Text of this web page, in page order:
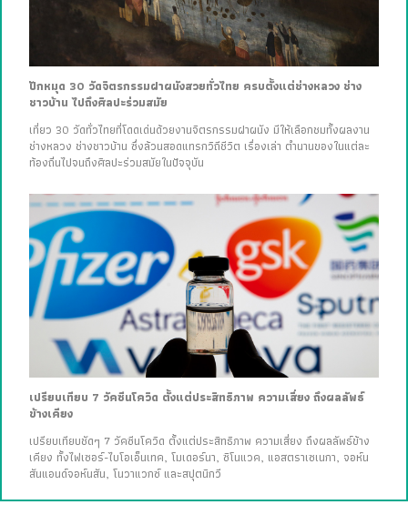
ปักหมุด 30 วัดจิตรกรรมฝาผนังสวยทั่วไทย ครบตั้งแต่ช่างหลวง ช่าง
ชาวบ้าน ไปถึงศิลปะร่วมสมัย
เที่ยว 30 วัดทั่วไทยที่โดดเด่นด้วยงานจิตรกรรมฝาผนัง มีให้เลือกชมทั้งผลงาน
ช่างหลวง ช่างชาวบ้าน ซึ่งล้วนสอดแทรกวิถีชีวิต เรื่องเล่า ตำนานของในแต่ละ
ท้องถิ่นไปจนถึงศิลปะร่วมสมัยในปัจจุบัน
เปรียบเทียบ 7 วัคซีนโควิด ตั้งแต่ประสิทธิภาพ ความเสี่ยง ถึงผลลัพธ์
ข้างเคียง
เปรียบเทียบชัดๆ 7 วัคซีนโควิด ตั้งแต่ประสิทธิภาพ ความเสี่ยง ถึงผลลัพธ์ข้าง
เคียง ทั้งไฟเซอร์-ไบโอเอ็นเทค, โมเดอร์นา, ซิโนแวค, แอสตราเซเนกา, จอห์น
สันแอนด์จอห์นสัน, โนวาแวกซ์ และสปุตนิกวี